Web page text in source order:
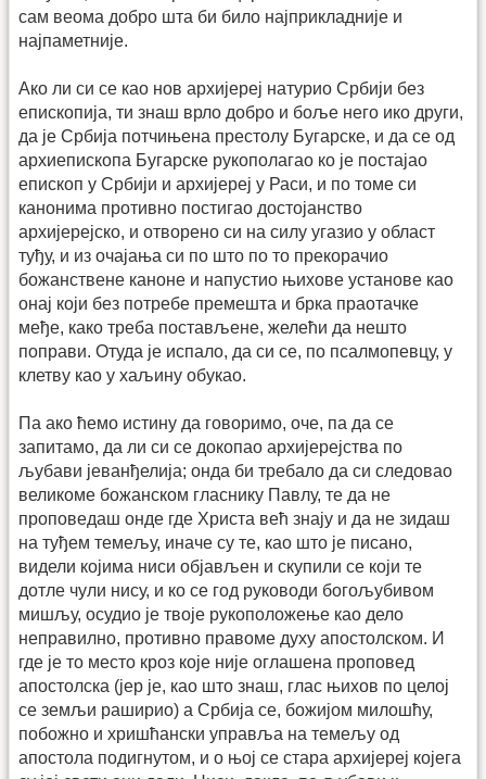
сам веома добро шта би било најприкладније и
најпаметније.
Ако ли си се као нов архијереј натурио Србији без
епископија, ти знаш врло добро и боље него ико други,
да је Србија потчињена престолу Бугарске, и да се од
архиепископа Бугарске рукополагао ко је постајао
епископ у Србији и архијереј у Раси, и по томе си
канонима противно постигао достојанство
архијерејско, и отворено си на силу угазио у област
туђу, и из очајања си по што по то прекорачио
божанствене каноне и напустио њихове установе као
онај који без потребе премешта и брка праотачке
међе, како треба постављене, желећи да нешто
поправи. Отуда је испало, да си се, по псалмопевцу, у
клетву као у хаљину обукао.
Па ако ћемо истину да говоримо, оче, па да се
запитамо, да ли си се докопао архијерејства по
љубави јеванђелија; онда би требало да си следовао
великоме божанском гласнику Павлу, те да не
проповедаш онде где Христа већ знају и да не зидаш
на туђем темељу, иначе су те, као што је писано,
видели којима ниси објављен и скупили се који те
дотле чули нису, и ко се год руководи богољубивом
мишљу, осудио је твоје рукоположење као дело
неправилно, противно правоме духу апостолском. И
где је то место кроз које није оглашена проповед
апостолска (јер је, као што знаш, глас њихов по целој
се земљи раширио) а Србија се, божијом милошћу,
побожно и хришћански управља на темељу од
апостола подигнутом, и о њој се стара архијереј којега